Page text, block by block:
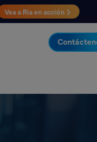
Vea a Ria en acción